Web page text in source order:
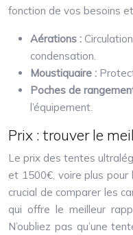
fonction de vos besoins
Aérations :
condensation.
Moustiquaire :
Poches de
l’équipement.
Prix : trouver le
Le prix des tentes
et 1500€, voire plus
crucial de comparer les
qui offre le meilleur
N’oubliez pas qu’une